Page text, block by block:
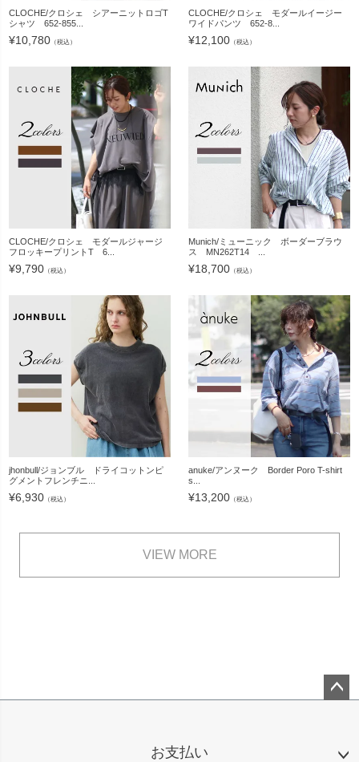
CLOCHE/クロシェ シアーニットロゴT
シャツ 652-855...
¥10,780 （税込）
CLOCHE/クロシェ モダールイージー
ワイドパンツ 652-8...
¥12,100 （税込）
CLOCHE/クロシェ モダールジャージ
フロッキープリントT 6...
¥9,790 （税込）
Munich/ミューニック ボーダーブラウ
ス MN262T14 ...
¥18,700 （税込）
jhonbull/ジョンブル ドライコットンピ
グメントフレンチニ...
¥6,930 （税込）
anuke/アンヌーク Border Poro T-shirt
s...
¥13,200 （税込）
VIEW MORE
お支払い